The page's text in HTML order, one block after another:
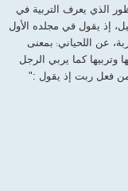
الذي يعرف التربية في
إذ يقول في مجلده الأول
عن اللحياني: بمعنى
وتربيها كما يربي الرجل
من فعل ربت إذ يقول :"